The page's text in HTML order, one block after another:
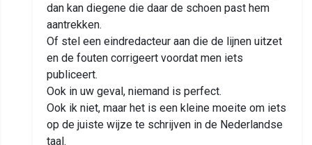
dan kan diegene die daar de schoen past hem
aantrekken.
Of stel een eindredacteur aan die de lijnen uitzet
en de fouten corrigeert voordat men iets
publiceert.
Ook in uw geval, niemand is perfect.
Ook ik niet, maar het is een kleine moeite om iets
op de juiste wijze te schrijven in de Nederlandse
taal.